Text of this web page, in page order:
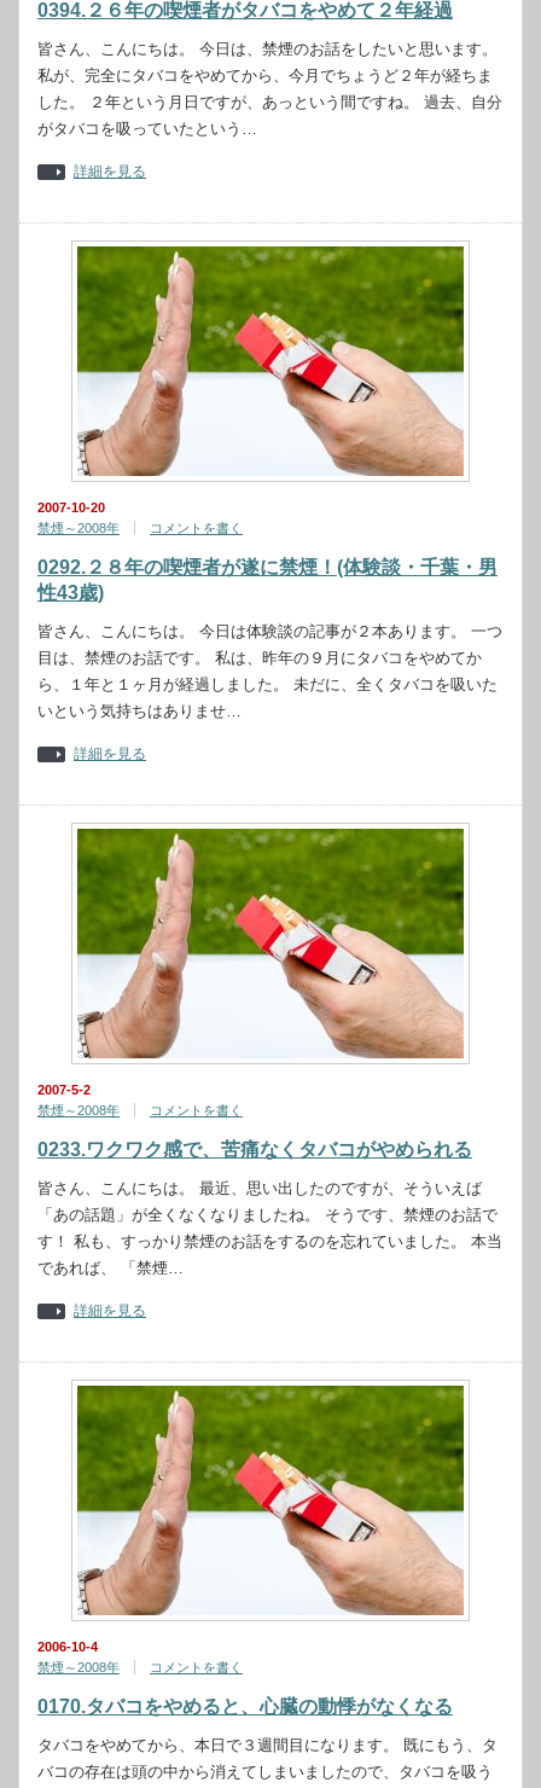
0394.２６年の喫煙者がタバコをやめて２年経過
皆さん、こんにちは。 今日は、禁煙のお話をしたいと思います。
私が、完全にタバコをやめてから、今月でちょうど２年が経ちま
した。 ２年という月日ですが、あっという間ですね。 過去、自分
がタバコを吸っていたという…
詳細を見る
2007-10-20
禁煙～2008年
コメントを書く
0292.２８年の喫煙者が遂に禁煙！(体験談・千葉・男
性43歳)
皆さん、こんにちは。 今日は体験談の記事が２本あります。 一つ
目は、禁煙のお話です。 私は、昨年の９月にタバコをやめてか
ら、１年と１ヶ月が経過しました。 未だに、全くタバコを吸いた
いという気持ちはありませ…
詳細を見る
2007-5-2
禁煙～2008年
コメントを書く
0233.ワクワク感で、苦痛なくタバコがやめられる
皆さん、こんにちは。 最近、思い出したのですが、そういえば
「あの話題」が全くなくなりましたね。 そうです、禁煙のお話で
す！ 私も、すっかり禁煙のお話をするのを忘れていました。 本当
であれば、 「禁煙…
詳細を見る
2006-10-4
禁煙～2008年
コメントを書く
0170.タバコをやめると、心臓の動悸がなくなる
タバコをやめてから、本日で３週間目になります。 既にもう、タ
バコの存在は頭の中から消えてしまいましたので、タバコを吸う